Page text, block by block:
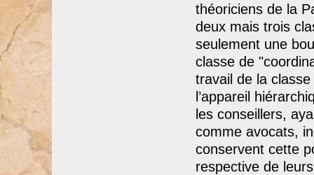
théoriciens de la
deux mais trois
seulement une
classe de
travail de la
l’appareil
les conseillers,
comme avocats,
conservent cette
respective de